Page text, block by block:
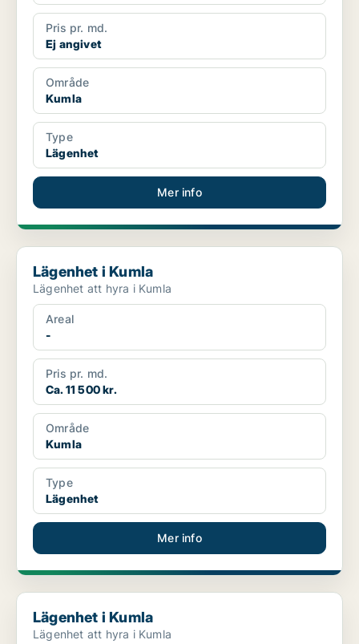
Pris pr. md.
Ej angivet
Område
Kumla
Type
Lägenhet
Mer info
Lägenhet i Kumla
Lägenhet i Kumla
Lägenhet att hyra i Kumla
Areal
-
Pris pr. md.
Ca. 11 500 kr.
Område
Kumla
Type
Lägenhet
Mer info
Lägenhet i Kumla
Lägenhet i Kumla
Lägenhet att hyra i Kumla